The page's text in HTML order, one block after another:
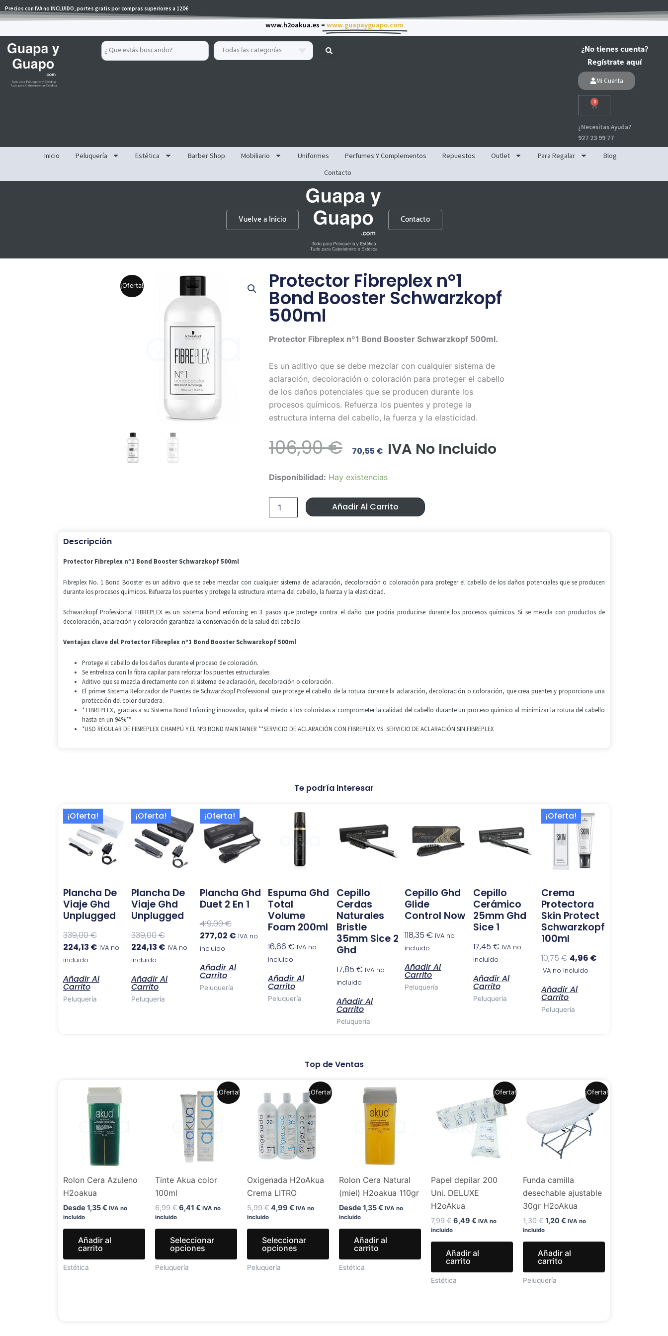
al
Precios con IVA no INCLUIDO, portes gratis por compras superiores a 120€
www.h2oakua.es = www.guapayguapo.com
Search
...
Todas las categorías
¿No tienes cuenta?
Regístrate aquí
Mi Cuenta
0
Carrito
¿Necesitas Ayuda?
927 23 99 77
Inicio Peluquería Estética Barber Shop Mobiliario Uniformes Perfumes Y Complementos Repuestos Outlet Para Regalar
Blog
Contacto
Vuelve a Inicio Contacto
¡Oferta! Protector Fibreplex nº1
Bond Booster Schwarzkopf
500ml
Protector Fibreplex nº1 Bond Booster Schwarzkopf 500ml.
Es un aditivo que se debe mezclar con cualquier sistema de
aclaración, decoloración o coloración para proteger el cabello
de los daños potenciales que se producen durante los
procesos químicos. Refuerza los puentes y protege la
estructura interna del cabello, la fuerza y la elasticidad.
106,90€ El
Original
Era:
106,90 €.
70,55 €El
Actual
Es:
70,55 €.
IVA No Incluido
Disponibilidad: Hay existencias
Protector
Fibreplex
Bond
Añadir Al Carrito
Descripción
Protector Fibreplex nº1 Bond Booster Schwarzkopf 500ml
Fibreplex No. 1 Bond Booster es un aditivo que se debe mezclar con cualquier sistema de aclaración, decoloración o coloración para proteger el cabello de los daños potenciales que se producen
durante los procesos químicos. Refuerza los puentes y protege la estructura interna del cabello, la fuerza y la elasticidad.
Schwarzkopf Professional FIBREPLEX es un sistema bond enforcing en 3 pasos que protege contra el daño que podría producirse durante los procesos químicos. Si se mezcla con productos de
decoloración, aclaración y coloración garantiza la conservación de la salud del cabello.
Ventajas clave del Protector Fibreplex nº1 Bond Booster Schwarzkopf 500ml
Protege el cabello de los daños durante el proceso de coloración.
Se entrelaza con la fibra capilar para reforzar los puentes estructurales
Aditivo que se mezcla directamente con el sistema de aclaración, decoloración o coloración.
El primer Sistema Reforzador de Puentes de Schwarzkopf Professional que protege el cabello de la rotura durante la aclaración, decoloración o coloración, que crea puentes y proporciona una
protección del color duradera.
* FIBREPLEX, gracias a su Sistema Bond Enforcing innovador, quita el miedo a los coloristas a comprometer la calidad del cabello durante un proceso químico al minimizar la rotura del cabello
hasta en un 94%**.
*USO REGULAR DE FIBREPLEX CHAMPÚ Y EL Nº3 BOND MAINTAINER **SERVICIO DE ACLARACIÓN CON FIBREPLEX VS. SERVICIO DE ACLARACIÓN SIN FIBREPLEX
Te podría interesar
¡Oferta!
Plancha De
Viaje Ghd
Unplugged
339,00€
El
precio
original
era:
339,00 €.
224,13 €
El
precio
actual
es:
224,13 €.
IVA no
incluido
Añadir Al
Carrito
Peluquería
¡Oferta!
Plancha De
Viaje Ghd
Unplugged
339,00€
El
precio
original
era:
339,00 €.
224,13 €
El
precio
actual
es:
224,13 €.
IVA no
incluido
Añadir Al
Carrito
Peluquería
¡Oferta!
Plancha Ghd
Duet 2 En 1
419,00€
El
precio
original
era:
419,00 €.
277,02 €
precio
actual
es:
277,02 €.
IVA no
incluido
Añadir Al
Carrito
Peluquería
Espuma Ghd
Total
Volume
Foam 200ml
16,66€ IVA no
incluido
Añadir Al
Carrito
Peluquería
Cepillo
Cerdas
Naturales
Bristle
35mm Sice 2
Ghd
17,85 € IVA no
incluido
Añadir Al
Carrito
Peluquería
Cepillo Ghd
Glide
Control Now
118,35€ IVA no
incluido
Añadir Al
Carrito
Peluquería
Cepillo
Cerámico
25mm Ghd
Sice 1
17,45 € IVA no
incluido
Añadir Al
Carrito
Peluquería
¡Oferta!
Crema
Protectora
Skin Protect
Schwarzkopf
100ml
10,75€
El
precio
original
era:
10,75 €.
4,96 €
IVA no incluido
Añadir Al
Carrito
Peluquería
Top de Ventas
Rolon Cera Azuleno
H2oakua
Desde 1,35€ IVA no
incluido
Añadir al
carrito
Estética
¡Oferta!
Tinte Akua color
100ml
6,99€
precio
original
era:
6,99 €.
6,41 €
precio
actual
es:
6,41 €.
IVA no
incluido
Seleccionar
opciones
Este
producto
múltiples
variantes.
pueden
elegir
la
de
producto
Peluquería
¡Oferta!
Oxigenada H2oAkua
Crema LITRO
5,99€
precio
original
era:
5,99 €.
4,99 €
precio
actual
es:
4,99 €.
IVA no
incluido
Seleccionar
opciones
Este
producto
pueden
elegir
la
de
producto
Peluquería
Rolon Cera Natural
(miel) H2oakua 110gr
Desde 1,35€ IVA no
incluido
Añadir al
carrito
Estética
¡Oferta!
Papel depilar 200
Uni. DELUXE
H2oAkua
7,99€
original
era:
7,99 €.
6,49€
precio
actual
es:
6,49 €.
IVA no
incluido
Añadir al
carrito
Estética
¡Oferta!
Funda camilla
desechable ajustable
30gr H2oAkua
1,30€
original
1,30 €.
1,20€
precio
actual
1,20 €.
IVA no
incluido
Añadir al
carrito
Peluquería